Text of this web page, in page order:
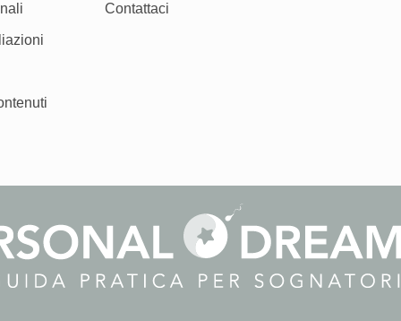
Contattaci